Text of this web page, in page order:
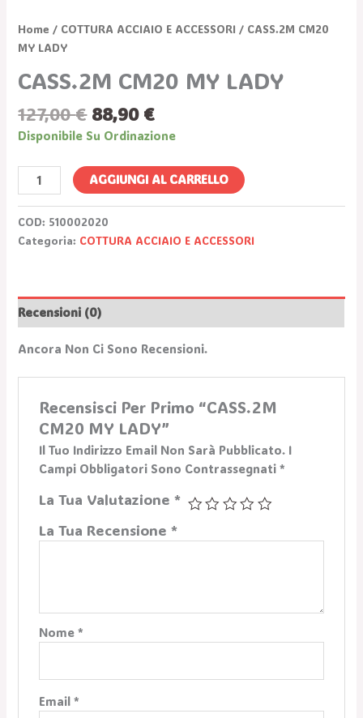
Home / COTTURA ACCIAIO E ACCESSORI / CASS.2M CM20
MY LADY
CASS.2M CM20 MY LADY
127,00€ 88,90 €
Disponibile Su Ordinazione
AGGIUNGI AL CARRELLO
COD: 510002020
Categoria: COTTURA ACCIAIO E ACCESSORI
Recensioni (0)
Ancora Non Ci Sono Recensioni.
Recensisci Per Primo “CASS.2M
CM20 MY LADY”
Il Tuo Indirizzo Email Non Sarà Pubblicato. I
Campi Obbligatori Sono Contrassegnati *
La Tua Valutazione *
La Tua Recensione *
Nome *
Email *